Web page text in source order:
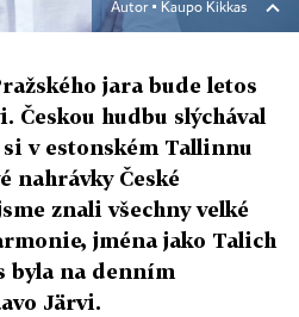
Autor ▪ Kaupo Kikkas
jara bude letos
Českou hudbu slýchával
v estonském Tallinnu
nahrávky České
znali všechny velké
jména jako Talich
byla na denním
Järvi.